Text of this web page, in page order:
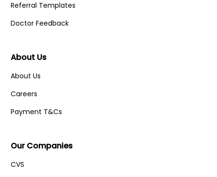
Referral Templates
Doctor Feedback
About Us
About Us
Careers
Payment T&Cs
Our Companies
CVS